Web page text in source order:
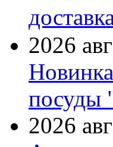
2026
посуды
2026